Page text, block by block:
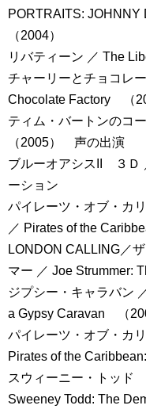
PORTRAITS:
（2004）
リバティーン ／ The
チャーリーとチョコレ
Chocolate Factory （
ティム・バートンのコ
（2005） 声の出演
ブルーオアシスII ３
ーション
パイレーツ・オブ・カ
／ Pirates of the
LONDON CALLING／
マー ／ Joe Strummer:
ジプシー・キャラバン
a Gypsy Caravan （
パイレーツ・オブ・カ
Pirates of the
スウィーニー・トッド
Sweeney Todd: The